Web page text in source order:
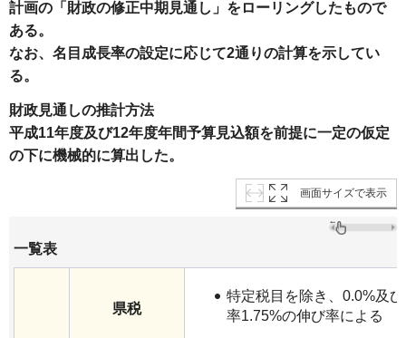
計画の「財政の修正中期見通し」をローリングしたもので
ある。
なお、名目成長率の設定に応じて2通りの計算を示してい
る。
財政見通しの推計方法
平成11年度及び12年度年間予算見込額を前提に一定の仮定
の下に機械的に算出した。
画面サイズで表示
一覧表
県税
特定税目を除き、0.0%及
率1.75%の伸び率による